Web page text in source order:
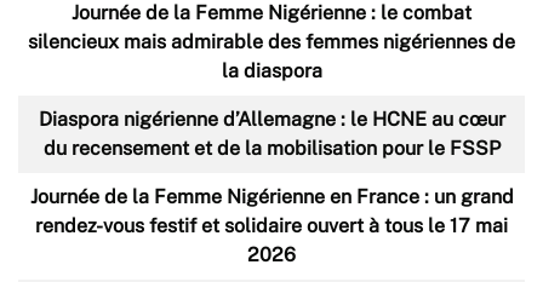
Journée de la Femme Nigérienne : le combat
silencieux mais admirable des femmes nigériennes de
la diaspora
Diaspora nigérienne d’Allemagne : le HCNE au cœur
du recensement et de la mobilisation pour le FSSP
Journée de la Femme Nigérienne en France : un grand
rendez-vous festif et solidaire ouvert à tous le 17 mai
2026